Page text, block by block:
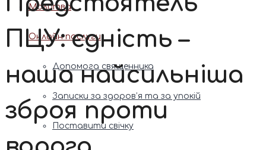
Молитва
Онлайн послуги
Допомога священника
Записки за здоров’я та за упокій
Поставити свічку
ПЦУ: єдність –
наша найсильніша
зброя проти